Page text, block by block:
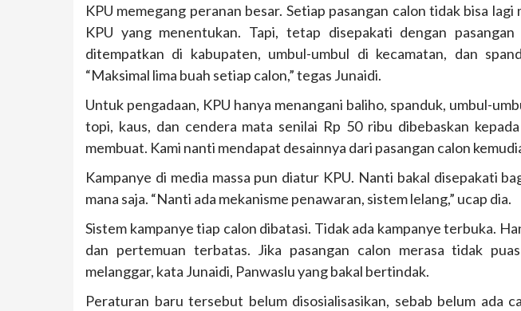
KPU memegang peranan besar. Setiap pasangan calon tidak bisa lagi
KPU yang menentukan. Tapi, tetap disepakati dengan
ditempatkan di kabupaten, umbul-umbul di kecamatan, dan
“Maksimal lima buah setiap calon,” tegas Junaidi.
Untuk pengadaan, KPU hanya menangani baliho, spanduk, umbul-
topi, kaus, dan cendera mata senilai Rp 50 ribu dibebaskan
membuat. Kami nanti mendapat desainnya dari pasangan calon
Kampanye di media massa pun diatur KPU. Nanti bakal disepakati
mana saja. “Nanti ada mekanisme penawaran, sistem lelang,” ucap dia.
Sistem kampanye tiap calon dibatasi. Tidak ada kampanye terbuka.
dan pertemuan terbatas. Jika pasangan calon merasa tidak
melanggar, kata Junaidi, Panwaslu yang bakal bertindak.
Peraturan baru tersebut belum disosialisasikan, sebab belum ada